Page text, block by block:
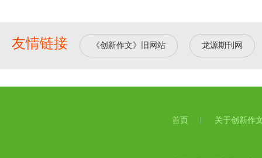
友情链接 《创新作文》旧网站 龙源期刊网
首页 关于创新作